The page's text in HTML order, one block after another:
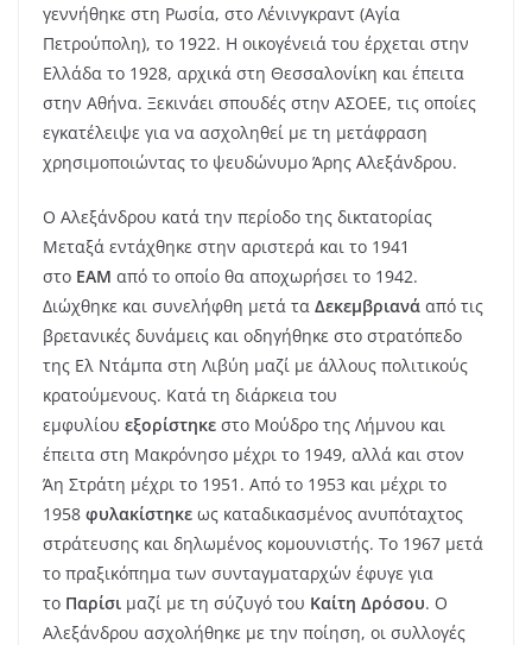
γεννήθηκε στη Ρωσία, στο Λένινγκραντ (Αγία
Πετρούπολη), το 1922. Η οικογένειά του έρχεται στην
Ελλάδα το 1928, αρχικά στη Θεσσαλονίκη και έπειτα
στην Αθήνα. Ξεκινάει σπουδές στην ΑΣΟΕΕ, τις οποίες
εγκατέλειψε για να ασχοληθεί με τη μετάφραση
χρησιμοποιώντας το ψευδώνυμο Άρης Αλεξάνδρου.
Ο Αλεξάνδρου κατά την περίοδο της δικτατορίας
Μεταξά εντάχθηκε στην αριστερά και το 1941
στο ΕΑΜ από το οποίο θα αποχωρήσει το 1942.
Διώχθηκε και συνελήφθη μετά τα Δεκεμβριανά από τις
βρετανικές δυνάμεις και οδηγήθηκε στο στρατόπεδο
της Ελ Ντάμπα στη Λιβύη μαζί με άλλους πολιτικούς
κρατούμενους. Κατά τη διάρκεια του
εμφυλίου εξορίστηκε στο Μούδρο της Λήμνου και
έπειτα στη Μακρόνησο μέχρι το 1949, αλλά και στον
Άη Στράτη μέχρι το 1951. Από το 1953 και μέχρι το
1958 φυλακίστηκε ως καταδικασμένος ανυπόταχτος
στράτευσης και δηλωμένος κομουνιστής. Το 1967 μετά
το πραξικόπημα των συνταγματαρχών έφυγε για
το Παρίσι μαζί με τη σύζυγό του Καίτη Δρόσου. Ο
Αλεξάνδρου ασχολήθηκε με την ποίηση, οι συλλογές